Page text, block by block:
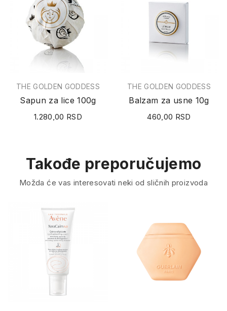
THE GOLDEN GODDESS
Sapun za lice 100g
1.280,00 RSD
THE GOLDEN GODDESS
Balzam za usne 10g
460,00 RSD
Takođe preporučujemo
Možda će vas interesovati neki od sličnih proizvoda